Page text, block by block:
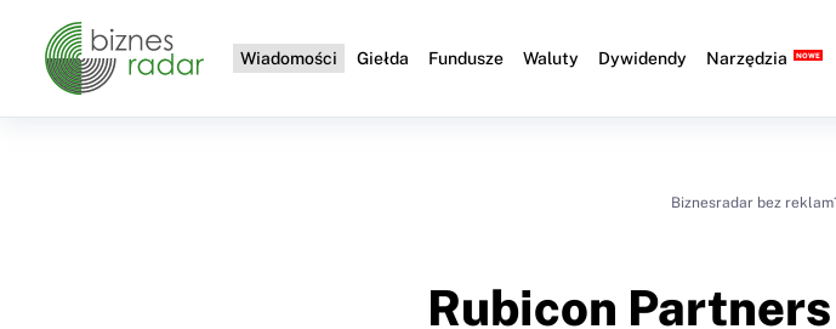
Wiadomości Giełda Fundusze Waluty Dywidendy Narzędzia
Biznesradar bez
Rubicon